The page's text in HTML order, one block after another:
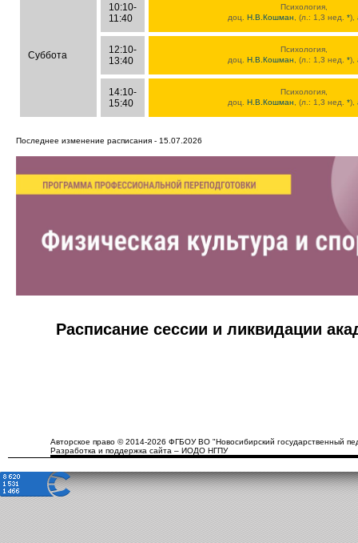
Суббота
10:10-
11:40
Психология,
доц.Н.В.Кошман , (л.: 1,3 нед.*),
12:10-
13:40
Психология,
доц.Н.В.Кошман , (л.: 1,3 нед.*),
14:10-
15:40
Психология,
доц.Н.В.Кошман , (л.: 1,3 нед.*),
Последнее изменение расписания - 15.07.2026
Расписание сессии и ликвидации
Авторское право © 2014-2026 ФГБОУ ВО "Новосибирский государственный
Разработка и поддержка сайта – ИОДО НГПУ